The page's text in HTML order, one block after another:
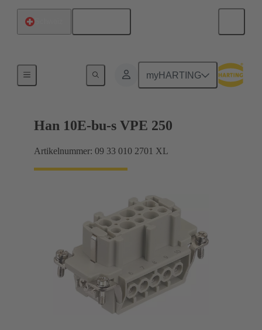
myHARTING
Ströme bis 16 A
Han 10E-bu-s VPE 250
Artikelnummer: 09 33 010 2701 XL